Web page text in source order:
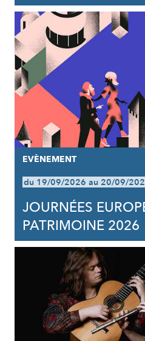
EVÈNEMENT
du 19/09/2026 au 20/09/
JOURNÉES
PATRIMOINE 2026